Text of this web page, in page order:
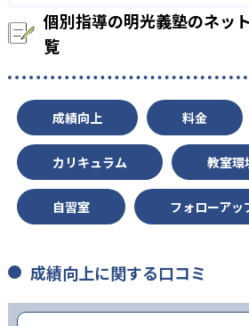
個別指導の明光義塾のネッ
覧
成績向上 料金
カリキュラム 教室環
自習室 フォローアッ
成績向上に関する口コミ